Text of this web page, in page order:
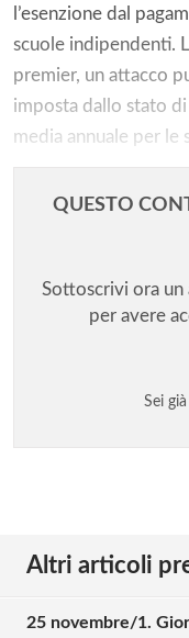
l’esenzione dal
scuole indipendenti.
premier, un attacco
imposta dallo stato
media annuale per le
QUESTO
Sottoscrivi ora un
per avere
Sei
Altri articoli
25 novembre/1.